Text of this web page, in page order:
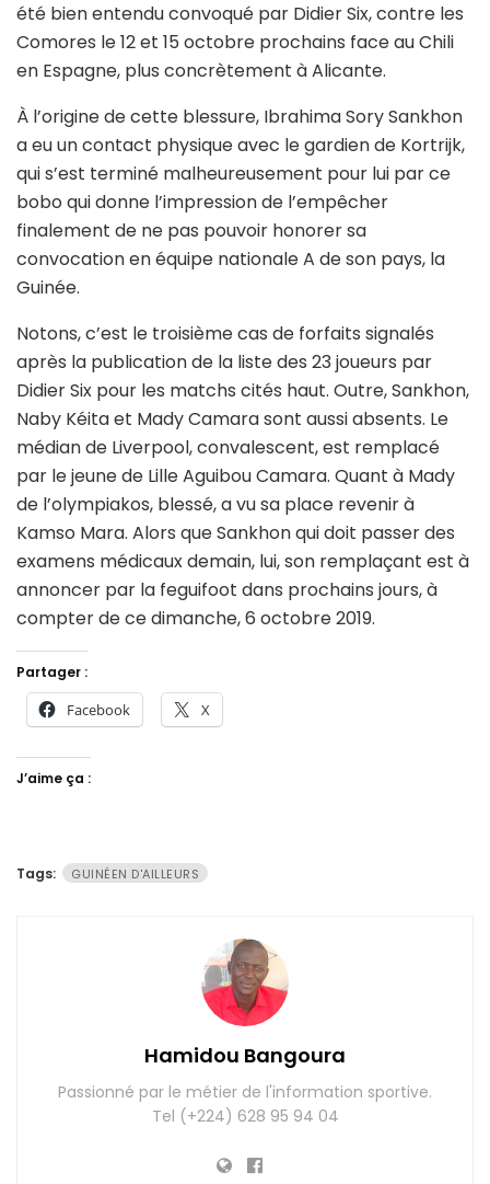
été bien entendu convoqué par Didier Six, contre les
Comores le 12 et 15 octobre prochains face au Chili
en Espagne, plus concrètement à Alicante.
À l’origine de cette blessure, Ibrahima Sory Sankhon
a eu un contact physique avec le gardien de Kortrijk,
qui s’est terminé malheureusement pour lui par ce
bobo qui donne l’impression de l’empêcher
finalement de ne pas pouvoir honorer sa
convocation en équipe nationale A de son pays, la
Guinée.
Notons, c’est le troisième cas de forfaits signalés
après la publication de la liste des 23 joueurs par
Didier Six pour les matchs cités haut. Outre, Sankhon,
Naby Kéita et Mady Camara sont aussi absents. Le
médian de Liverpool, convalescent, est remplacé
par le jeune de Lille Aguibou Camara. Quant à Mady
de l’olympiakos, blessé, a vu sa place revenir à
Kamso Mara. Alors que Sankhon qui doit passer des
examens médicaux demain, lui, son remplaçant est à
annoncer par la feguifoot dans prochains jours, à
compter de ce dimanche, 6 octobre 2019.
Partager :
Facebook X
J’aime ça :
Tags: GUINÉEN D'AILLEURS
Hamidou Bangoura
Passionné par le métier de l'information sportive.
Tel (+224) 628 95 94 04